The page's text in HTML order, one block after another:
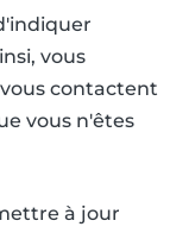
vous
contactent
vous n'êtes
à jour